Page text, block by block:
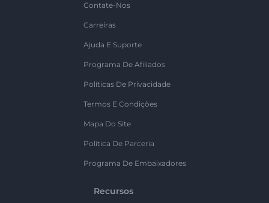
Contate-Nos
Carreiras
Ajuda E Suporte
Programa De Afiliados
Políticas De Privacidade
Termos E Condições
Mapa Do Site
Política De Parceria
Programa De Embaixadores
Recursos